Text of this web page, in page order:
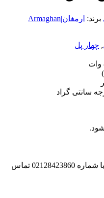
برند: ارمغان|Armaghan
, چهار پل
قبل از خرید برای موجودی و قیمت با شماره 02128423860 تماس